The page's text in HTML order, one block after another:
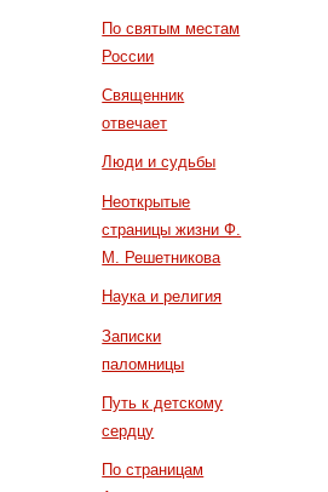
По святым местам
России
Священник
отвечает
Люди и судьбы
Неоткрытые
страницы жизни Ф.
М. Решетникова
Наука и религия
Записки
паломницы
Путь к детскому
сердцу
По страницам